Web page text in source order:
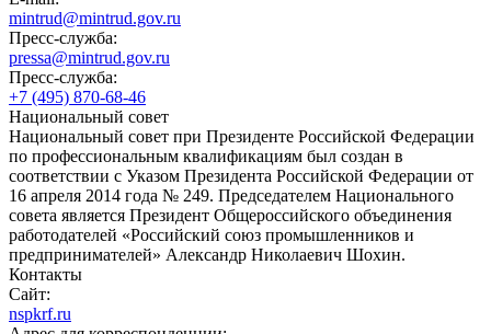
mintrud@mintrud.gov.ru
Пресс-служба:
pressa@mintrud.gov.ru
Пресс-служба:
+7 (495) 870-68-46
Национальный совет
Национальный совет при Президенте Российской Федерации
по профессиональным квалификациям был создан в
соответствии с Указом Президента Российской Федерации от
16 апреля 2014 года № 249. Председателем Национального
совета является Президент Общероссийского объединения
работодателей «Российский союз промышленников и
предпринимателей» Александр Николаевич Шохин.
Контакты
Сайт:
nspkrf.ru